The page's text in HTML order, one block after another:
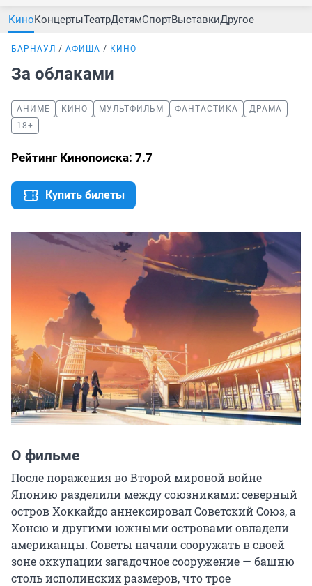
КиноКонцертыТеатрДетямСпортВыставкиДругое
БАРНАУЛ АФИША КИНО
За облаками
АНИМЕ КИНО МУЛЬТФИЛЬМ ФАНТАСТИКА
ДРАМА
18+
Рейтинг Кинопоиска: 7.7
Купить билеты
О фильме
После поражения во Второй мировой войне
Японию разделили между союзниками: северный
остров Хоккайдо аннексировал Советский Союз, а
Хонсю и другими южными островами овладели
американцы. Советы начали сооружать в своей
зоне оккупации загадочное сооружение — башню
столь исполинских размеров, что трое